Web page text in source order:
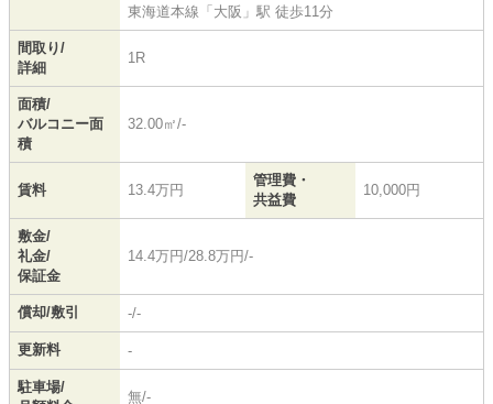
東海道本線 「 大阪 」駅 徒歩11分
間取り/
詳細
1R
面積/
バルコニー面
積
32.00㎡/-
賃料 13.4万円
管理費・
共益費
10,000円
敷金/
礼金/
保証金
14.4万円/28.8万円/-
償却/敷引 -/-
更新料 -
駐車場/
無/-